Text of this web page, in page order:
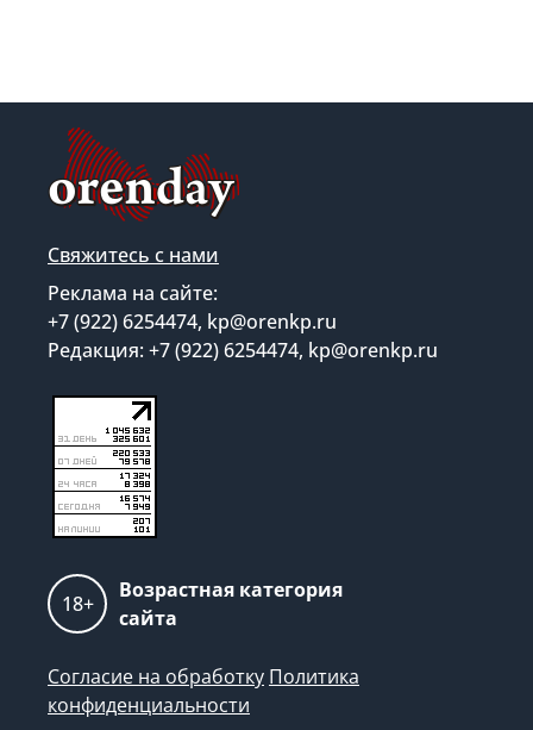
Свяжитесь с нами
Реклама на сайте:
+7 (922) 6254474, kp@orenkp.ru
Редакция: +7 (922) 6254474, kp@orenkp.ru
18+
Возрастная категория
сайта
Согласие на обработку Политика
конфиденциальности